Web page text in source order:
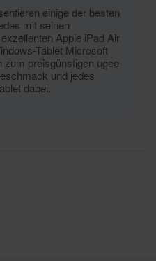
einige der besten
mit seinen
Apple iPad Air
Tablet Microsoft
zum preisgünstigen ugee
und jedes
dabei.